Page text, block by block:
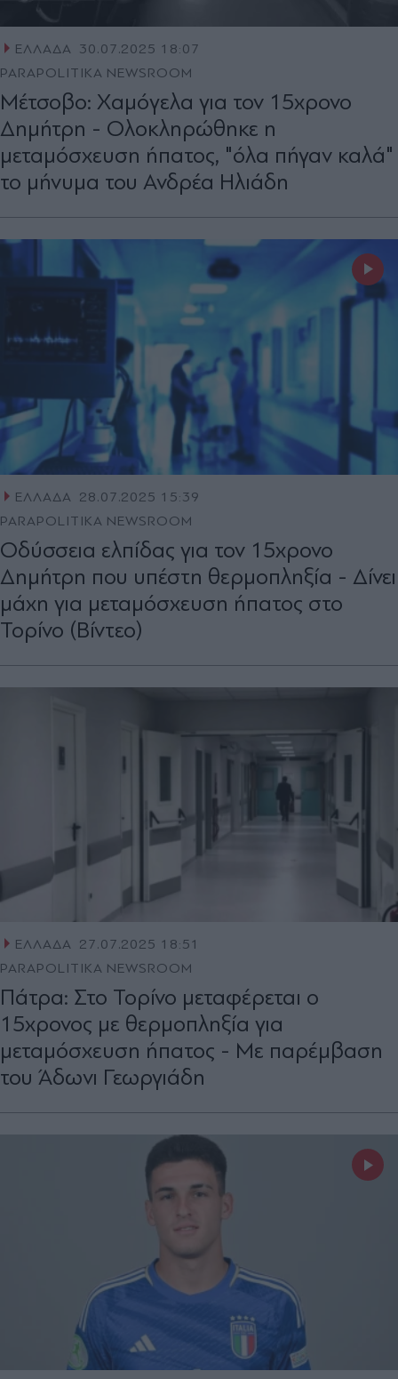
ΕΛΛΑΔΑ 30.07.2025 18:07
PARAPOLITIKA NEWSROOM
Μέτσοβο: Χαμόγελα για τον 15χρονο
Δημήτρη - Oλοκληρώθηκε η
μεταμόσχευση ήπατος, "όλα πήγαν καλά"
το μήνυμα του Ανδρέα Ηλιάδη
ΕΛΛΑΔΑ 28.07.2025 15:39
PARAPOLITIKA NEWSROOM
Οδύσσεια ελπίδας για τον 15χρονο
Δημήτρη που υπέστη θερμοπληξία - Δίνει
μάχη για μεταμόσχευση ήπατος στο
Τορίνο (Βίντεο)
ΕΛΛΑΔΑ 27.07.2025 18:51
PARAPOLITIKA NEWSROOM
Πάτρα: Στο Τορίνο μεταφέρεται ο
15χρονος με θερμοπληξία για
μεταμόσχευση ήπατος - Με παρέμβαση
του Άδωνι Γεωργιάδη